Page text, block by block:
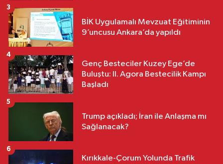
BİK Uygulamalı Mevzuat Eğitiminin
9’uncusu Ankara’da yapıldı
3
Genç Besteciler Kuzey Ege’de
Buluştu: II. Agora Bestecilik Kampı
Başladı
4
Trump açıkladı; İran ile Anlaşma mı
Sağlanacak?
5
Kırıkkale-Çorum Yolunda Trafik
6